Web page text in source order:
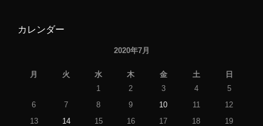
カレンダー
2020年7月
月 火 水 木 金 土
日
1
2 3 4
5
6
7 8 9 10 11
12
13
14 15 16 17 18
19